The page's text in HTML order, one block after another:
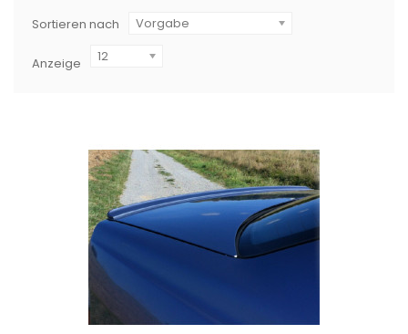
Sortieren nach Vorgabe
Anzeige 12